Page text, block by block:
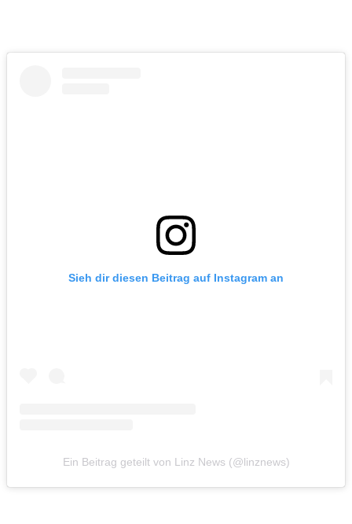
Sieh dir diesen Beitrag auf Instagram an
Ein Beitrag geteilt von Linz News (@linznews)